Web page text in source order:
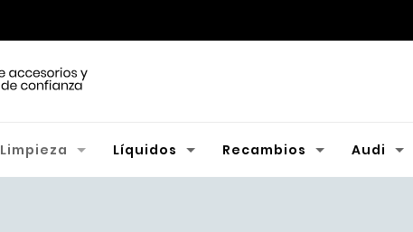
Limpieza Líquidos Recambios Audi